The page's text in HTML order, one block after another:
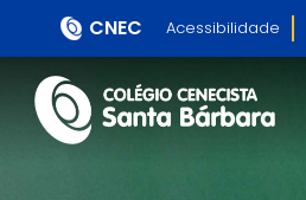
CNEC Acessibilidade